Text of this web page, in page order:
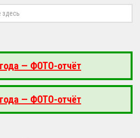
— ФОТО-отчёт
— ФОТО-отчёт